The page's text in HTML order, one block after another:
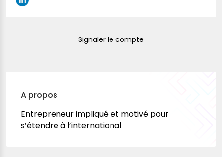
Signaler le compte
A propos
Entrepreneur impliqué et motivé pour
s’étendre à l’international